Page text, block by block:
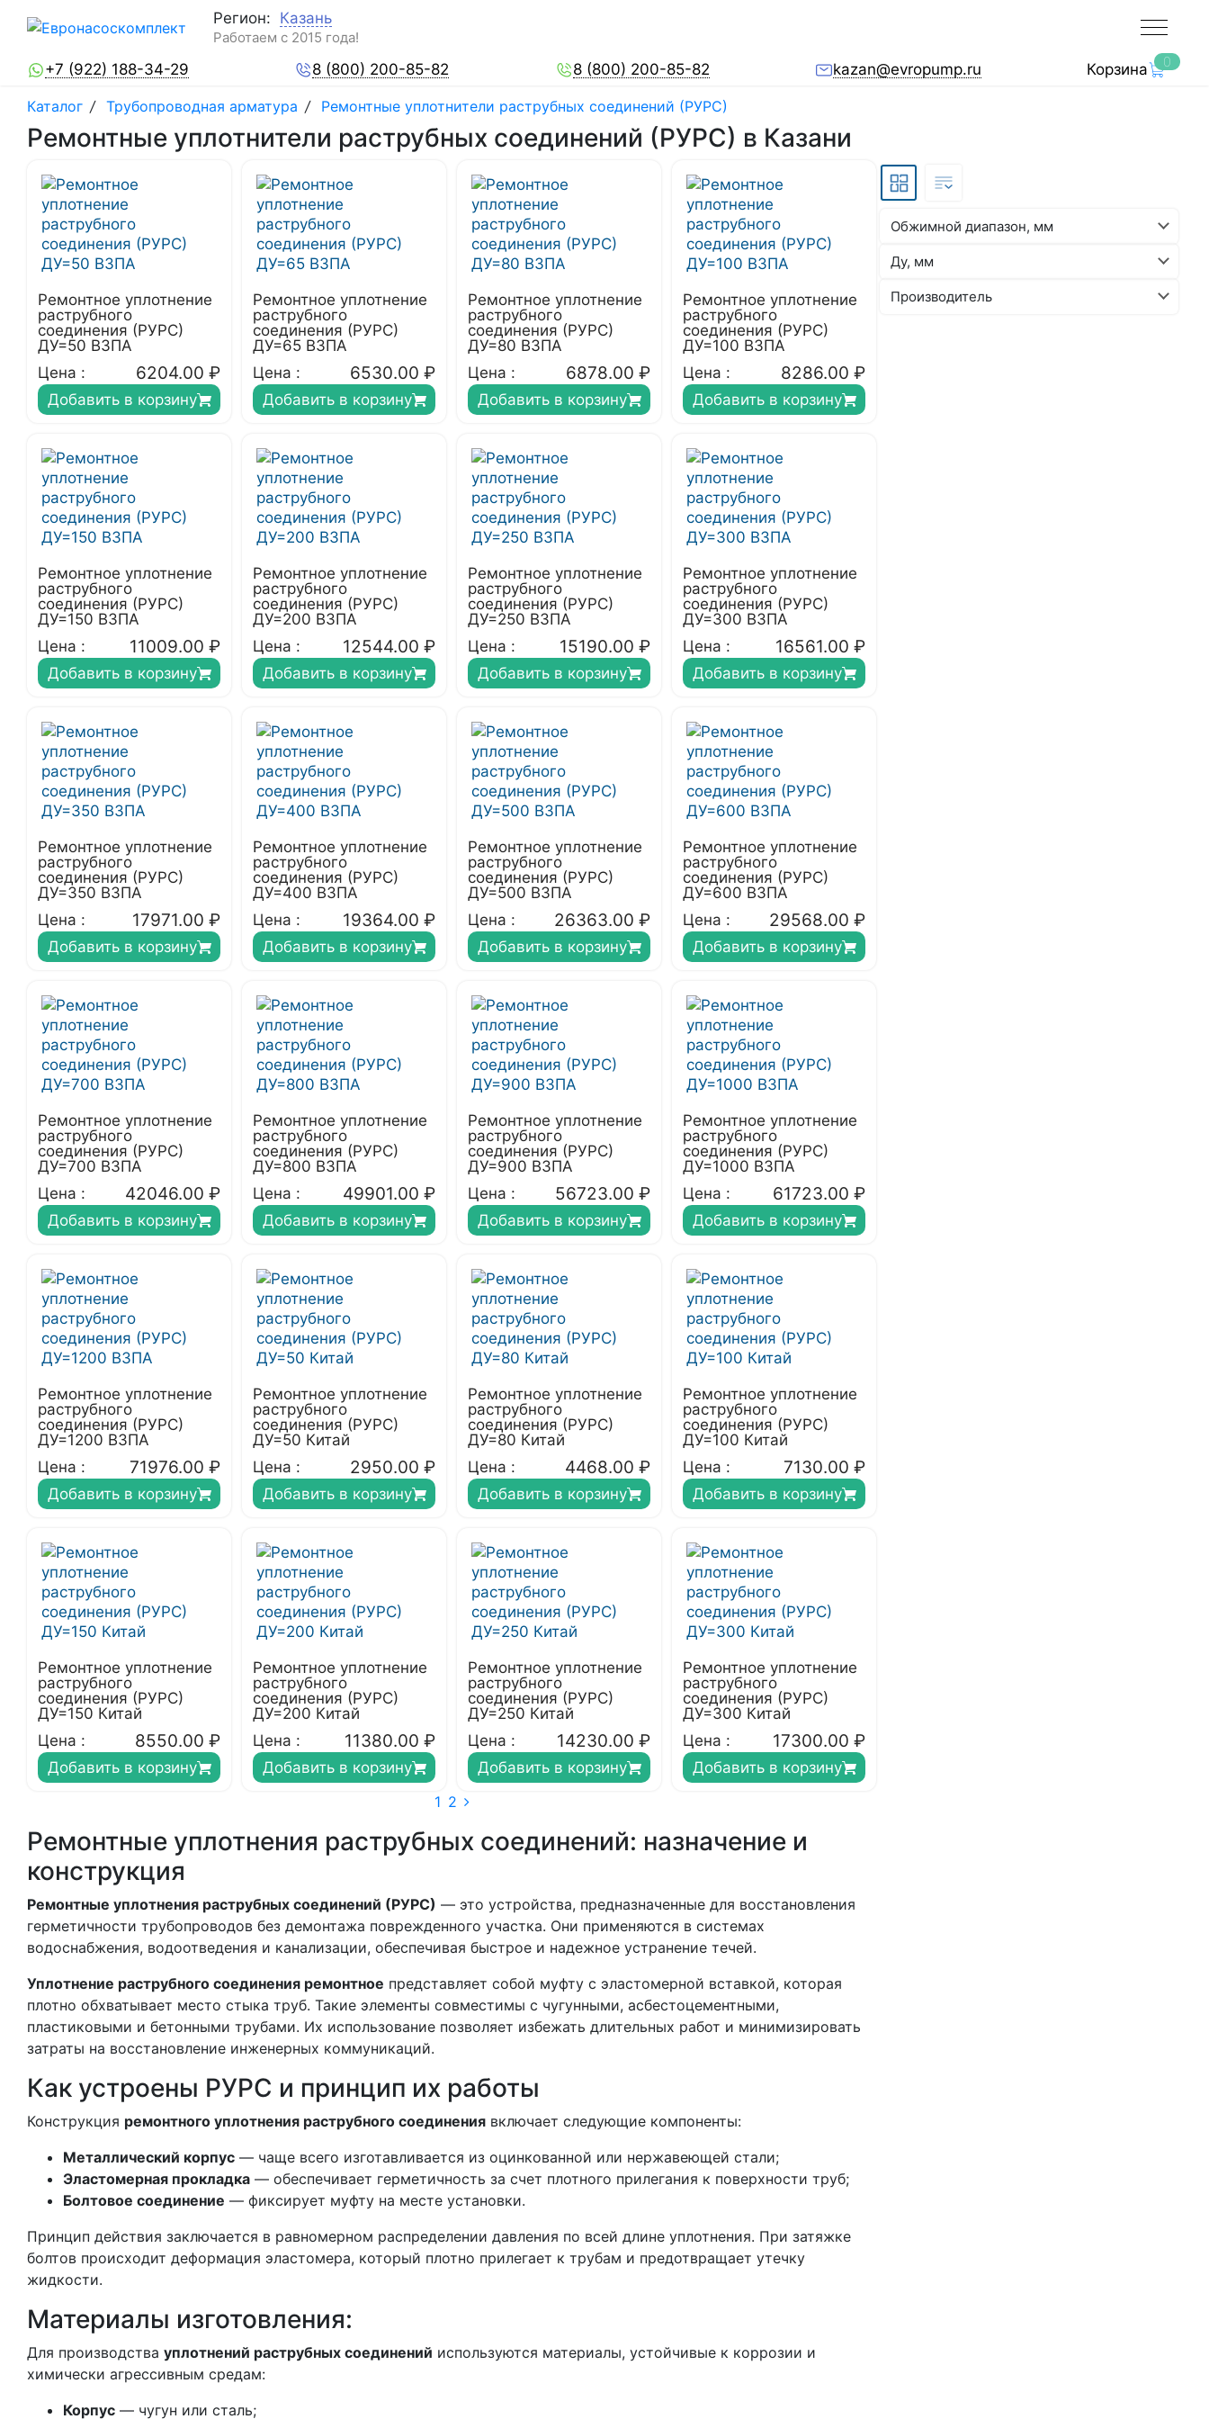
Регион: Казань
Работаем с 2015 года!
+7 (922) 188-34-29 8 (800) 200-85-82 8 (800) 200-85-82 kazan@evropump.ru Корзина 0
Каталог / Трубопроводная арматура / Ремонтные уплотнители раструбных соединений (РУРС)
Ремонтные уплотнители раструбных соединений (РУРС) в Казани
Ремонтное уплотнение
раструбного
соединения (РУРС)
ДУ=50 ВЗПА
Цена :
6204.00 ₽
Добавить в корзину
Ремонтное уплотнение
раструбного
соединения (РУРС)
ДУ=65 ВЗПА
Цена :
6530.00 ₽
Добавить в корзину
Ремонтное уплотнение
раструбного
соединения (РУРС)
ДУ=80 ВЗПА
Цена :
6878.00 ₽
Добавить в корзину
Ремонтное уплотнение
раструбного
соединения (РУРС)
ДУ=100 ВЗПА
Цена :
8286.00 ₽
Добавить в корзину
Ремонтное уплотнение
раструбного
соединения (РУРС)
ДУ=150 ВЗПА
Цена :
11009.00 ₽
Добавить в корзину
Ремонтное уплотнение
раструбного
соединения (РУРС)
ДУ=200 ВЗПА
Цена :
12544.00 ₽
Добавить в корзину
Ремонтное уплотнение
раструбного
соединения (РУРС)
ДУ=250 ВЗПА
Цена :
15190.00 ₽
Добавить в корзину
Ремонтное уплотнение
раструбного
соединения (РУРС)
ДУ=300 ВЗПА
Цена :
16561.00 ₽
Добавить в корзину
Ремонтное уплотнение
раструбного
соединения (РУРС)
ДУ=350 ВЗПА
Цена :
17971.00 ₽
Добавить в корзину
Ремонтное уплотнение
раструбного
соединения (РУРС)
ДУ=400 ВЗПА
Цена :
19364.00 ₽
Добавить в корзину
Ремонтное уплотнение
раструбного
соединения (РУРС)
ДУ=500 ВЗПА
Цена :
26363.00 ₽
Добавить в корзину
Ремонтное уплотнение
раструбного
соединения (РУРС)
ДУ=600 ВЗПА
Цена :
29568.00 ₽
Добавить в корзину
Ремонтное уплотнение
раструбного
соединения (РУРС)
ДУ=700 ВЗПА
Цена :
42046.00 ₽
Добавить в корзину
Ремонтное уплотнение
раструбного
соединения (РУРС)
ДУ=800 ВЗПА
Цена :
49901.00 ₽
Добавить в корзину
Ремонтное уплотнение
раструбного
соединения (РУРС)
ДУ=900 ВЗПА
Цена :
56723.00 ₽
Добавить в корзину
Ремонтное уплотнение
раструбного
соединения (РУРС)
ДУ=1000 ВЗПА
Цена :
61723.00 ₽
Добавить в корзину
Ремонтное уплотнение
раструбного
соединения (РУРС)
ДУ=1200 ВЗПА
Цена :
71976.00 ₽
Добавить в корзину
Ремонтное уплотнение
раструбного
соединения (РУРС)
ДУ=50 Китай
Цена :
2950.00 ₽
Добавить в корзину
Ремонтное уплотнение
раструбного
соединения (РУРС)
ДУ=80 Китай
Цена :
4468.00 ₽
Добавить в корзину
Ремонтное уплотнение
раструбного
соединения (РУРС)
ДУ=100 Китай
Цена :
7130.00 ₽
Добавить в корзину
Ремонтное уплотнение
раструбного
соединения (РУРС)
ДУ=150 Китай
Цена :
8550.00 ₽
Добавить в корзину
Ремонтное уплотнение
раструбного
соединения (РУРС)
ДУ=200 Китай
Цена :
11380.00 ₽
Добавить в корзину
Ремонтное уплотнение
раструбного
соединения (РУРС)
ДУ=250 Китай
Цена :
14230.00 ₽
Добавить в корзину
Ремонтное уплотнение
раструбного
соединения (РУРС)
ДУ=300 Китай
Цена :
17300.00 ₽
Добавить в корзину
1 2
Ремонтные уплотнения раструбных соединений: назначение и
конструкция
Ремонтные уплотнения раструбных соединений (РУРС) — это устройства, предназначенные для восстановления
герметичности трубопроводов без демонтажа поврежденного участка. Они применяются в системах
водоснабжения, водоотведения и канализации, обеспечивая быстрое и надежное устранение течей.
Уплотнение раструбного соединения ремонтное представляет собой муфту с эластомерной вставкой, которая
плотно обхватывает место стыка труб. Такие элементы совместимы с чугунными, асбестоцементными,
пластиковыми и бетонными трубами. Их использование позволяет избежать длительных работ и минимизировать
затраты на восстановление инженерных коммуникаций.
Как устроены РУРС и принцип их работы
Конструкция ремонтного уплотнения раструбного соединения включает следующие компоненты:
Металлический корпус — чаще всего изготавливается из оцинкованной или нержавеющей стали;
Эластомерная прокладка — обеспечивает герметичность за счет плотного прилегания к поверхности труб;
Болтовое соединение — фиксирует муфту на месте установки.
Принцип действия заключается в равномерном распределении давления по всей длине уплотнения. При затяжке
болтов происходит деформация эластомера, который плотно прилегает к трубам и предотвращает утечку
жидкости.
Материалы изготовления:
Для производства уплотнений раструбных соединений используются материалы, устойчивые к коррозии и
химически агрессивным средам:
Корпус — чугун или сталь;
Обжимной диапазон, мм
Ду, мм
Производитель